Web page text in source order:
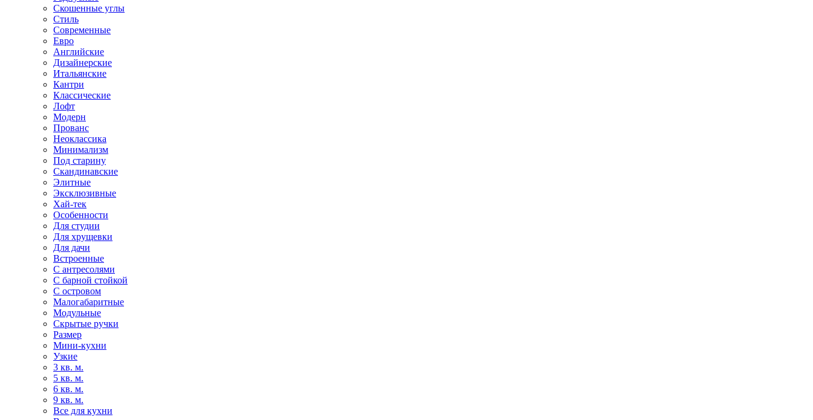
Скошенные углы
Стиль
Современные
Евро
Английские
Дизайнерские
Итальянские
Кантри
Классические
Лофт
Модерн
Прованс
Неоклассика
Минимализм
Под старину
Скандинавские
Элитные
Эксклюзивные
Хай-тек
Особенности
Для студии
Для хрущевки
Для дачи
Встроенные
С антресолями
С барной стойкой
С островом
Малогабаритные
Модульные
Скрытые ручки
Размер
Мини-кухни
Узкие
3 кв. м.
5 кв. м.
6 кв. м.
9 кв. м.
Все для кухни